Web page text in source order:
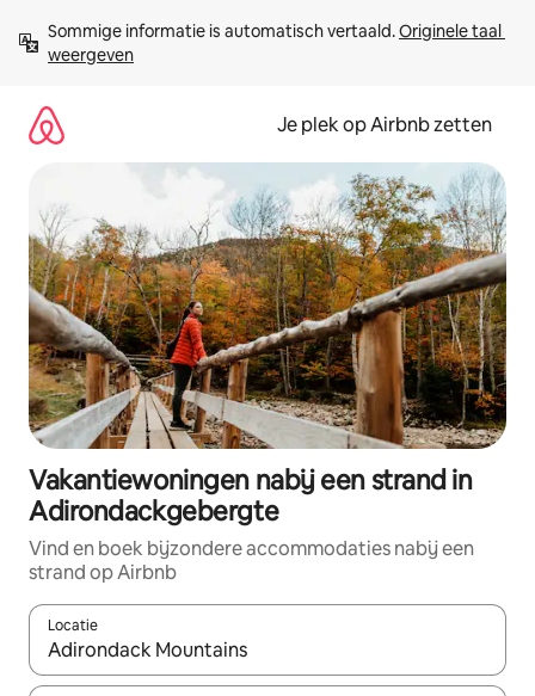
direct
naar
Sommige informatie is automatisch vertaald. Originele taal
weergeven
Je plek op Airbnb zetten
Vakantiewoningen nabij een strand in
Adirondackgebergte
Vind en boek bijzondere accommodaties nabij een
strand op Airbnb
Locatie
Wanneer er resultaten beschikbaar zijn, maak je een keuze